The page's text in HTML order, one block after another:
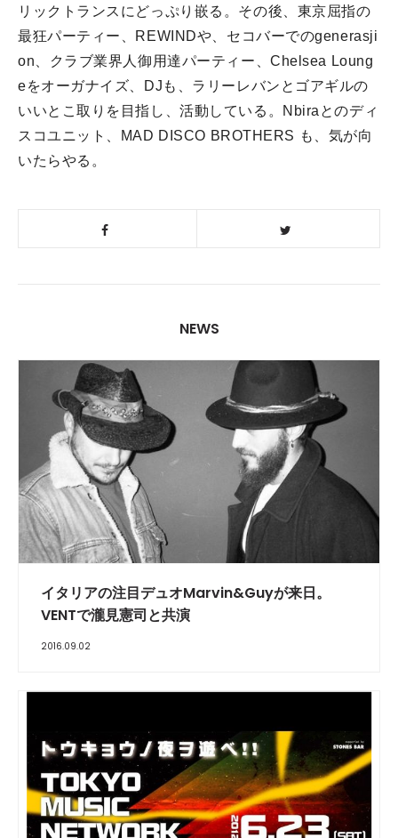
リックトランスにどっぷり嵌る。 その後、東京屈指の
最狂パーティー、REWINDや、セコバーでのgenerasji
on、クラブ業界人御用達パーティー、Chelsea Loung
eをオーガナイズ、DJも、ラリーレバンとゴアギルの
いいとこ取りを目指し、活動している。
Nbiraとのディ
スコユニット、MAD DISCO BROTHERS も、気が向
いたらやる。
NEWS
イタリアの注目デュオMarvin&Guyが来日。
VENTで瀧見憲司と共演
2016.09.02